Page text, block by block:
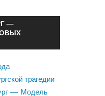
—
трагедии
— Модель